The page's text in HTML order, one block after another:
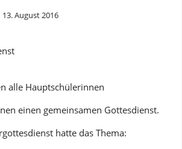
13. August 2016
alle Hauptschülerinnen
einen gemeinsamen Gottesdienst.
hatte das Thema: